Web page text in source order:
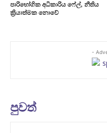
පාරිභෝගික අධිකාරිය ෆේල්, නීතිය
ක්‍රියාත්මක නොවේ
-
පුවත්